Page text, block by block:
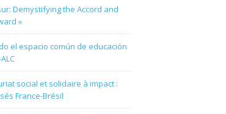
Demystifying the Accord and
»
el espacio común de educación
social et solidaire à impact :
France-Brésil